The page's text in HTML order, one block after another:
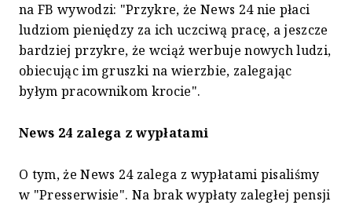
na FB wywodzi: "Przykre, że News 24 nie płaci
ludziom pieniędzy za ich uczciwą pracę, a jeszcze
bardziej przykre, że wciąż werbuje nowych ludzi,
obiecując im gruszki na wierzbie, zalegając
byłym pracownikom krocie".
News 24 zalega z wypłatami
O tym, że News 24 zalega z wypłatami pisaliśmy
w "Presserwisie". Na brak wypłaty zaległej pensji